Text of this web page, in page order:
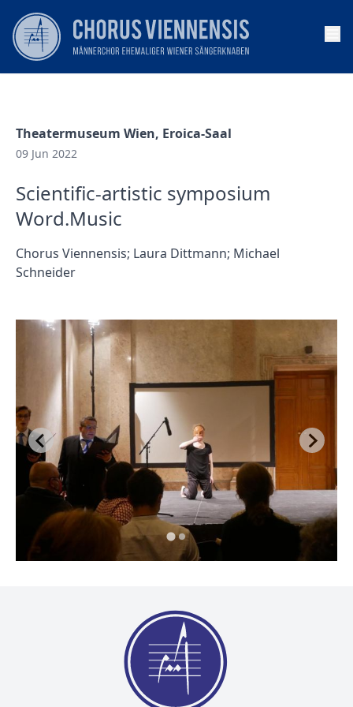
Theatermuseum Wien, Eroica-Saal
09 Jun 2022
Scientific-artistic symposium
Word.Music
Chorus Viennensis; Laura Dittmann; Michael
Schneider